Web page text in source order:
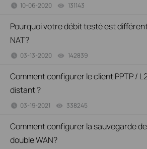
10-06-2020 131143
Pourquoi votre débit testé est
NAT?
03-13-2020 142839
Comment configurer le client PPTP /
distant ?
03-19-2021 338245
Comment configurer la sauvegarde
double WAN?